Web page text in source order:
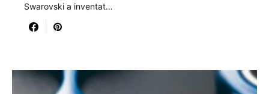
Swarovski a inventat…